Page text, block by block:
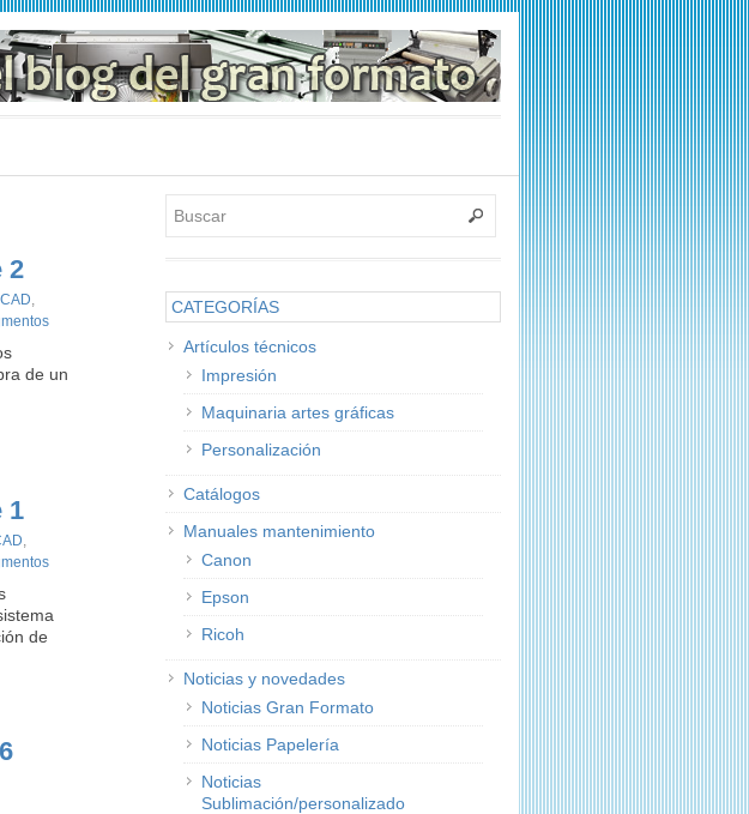
2
CAD,
de un
1
,
de
CATEGORÍAS
Artículos técnicos
Impresión
Maquinaria artes gráficas
Personalización
Catálogos
Manuales mantenimiento
Canon
Epson
Ricoh
Noticias y novedades
Noticias Gran Formato
Noticias Papelería
Noticias
Sublimación/personalizado